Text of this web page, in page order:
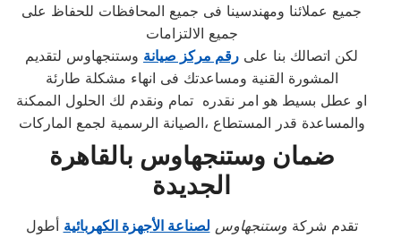
جميع عملائنا ومهندسينا فى جميع المحافظات للحفاظ على
جميع الالتزامات
لكن اتصالك بنا على رقم مركز صيانة وستنجهاوس لتقديم
المشورة القنية ومساعدتك فى انهاء مشكلة طارئة
او عطل بسيط هو امر نقدره تمام ونقدم لك الحلول الممكنة
والمساعدة قدر المستطاع ،الصيانة الرسمية لجمع الماركات
ضمان وستنجهاوس بالقاهرة
الجديدة
تقدم شركة وستنجهاوس لصناعة الأجهزة الكهربائية أطول